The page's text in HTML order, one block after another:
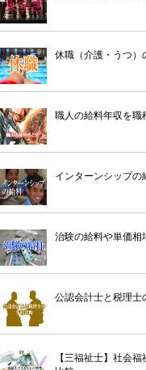
休職（介護・うつ）
職人の給料年収を職
インターンシップの
治験の給料や単価相
公認会計士と税理士
【三福祉士】社会